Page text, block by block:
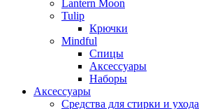
Lantern Moon
Tulip
Крючки
Mindful
Спицы
Аксессуары
Наборы
Аксессуары
Средства для стирки и ухода